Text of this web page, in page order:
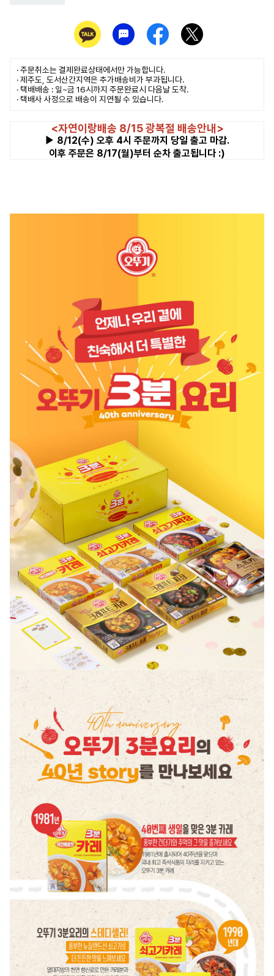
· 주문취소는 결제완료상태에서만 가능합니다.
· 제주도, 도서산간지역은 추가배송비가 부과됩니다.
· 택배배송 : 일~금 16시까지 주문완료시 다음날 도착.
· 택배사 사정으로 배송이 지연될 수 있습니다.
<자연이랑배송 8/15 광복절 배송안내>
▶ 8/12(수) 오후 4시 주문까지 당일 출고 마감.
이후 주문은 8/17(월)부터 순차 출고됩니다 :)